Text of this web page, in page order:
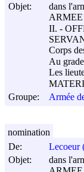
Objet:
dans
ARMEE
II. -
Corps
Au
Les
Groupe:
Armée
De:
Lecoeur
Objet:
dans
nomination